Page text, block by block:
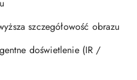
szczegółowość obrazu
doświetlenie (IR /